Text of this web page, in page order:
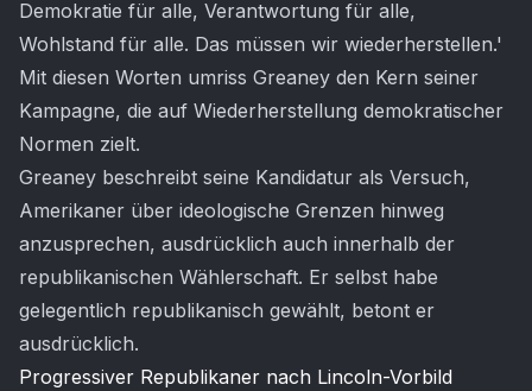
Demokratie für alle, Verantwortung für alle,
Wohlstand für alle. Das müssen wir wiederherstellen.'
Mit diesen Worten umriss Greaney den Kern seiner
Kampagne, die auf Wiederherstellung demokratischer
Normen zielt.
Greaney beschreibt seine Kandidatur als Versuch,
Amerikaner über ideologische Grenzen hinweg
anzusprechen, ausdrücklich auch innerhalb der
republikanischen Wählerschaft. Er selbst habe
gelegentlich republikanisch gewählt, betont er
ausdrücklich.
Progressiver Republikaner nach Lincoln-Vorbild